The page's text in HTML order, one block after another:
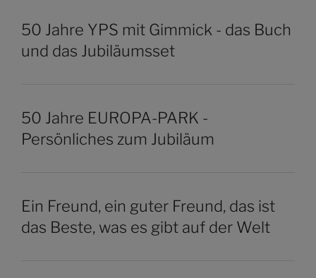
50 Jahre YPS mit Gimmick - das Buch
und das Jubiläumsset
50 Jahre EUROPA-PARK -
Persönliches zum Jubiläum
Ein Freund, ein guter Freund, das ist
das Beste, was es gibt auf der Welt